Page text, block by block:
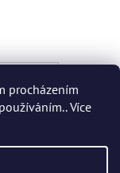
procházením
Více